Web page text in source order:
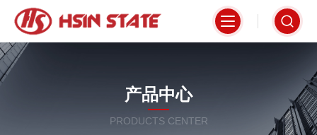
产品中心
PRODUCTS CENTER